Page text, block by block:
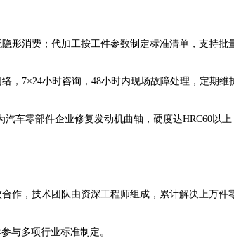
形消费；代加工按工件参数制定标准清单，支持批
，7×24小时咨询，48小时内现场故障处理，定期维
车零部件企业修复发动机曲轴，硬度达HRC60以
作，技术团队由资深工程师组成，累计解决上万件
与多项行业标准制定。